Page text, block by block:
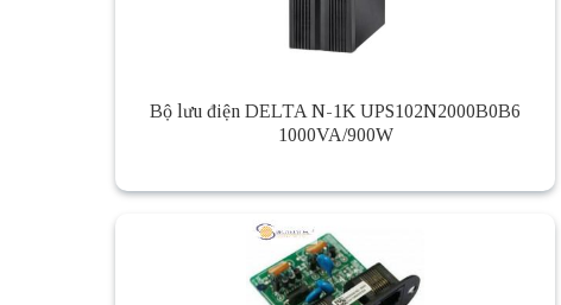
Bộ lưu điện DELTA N-1K UPS102N2000B0B6
1000VA/900W